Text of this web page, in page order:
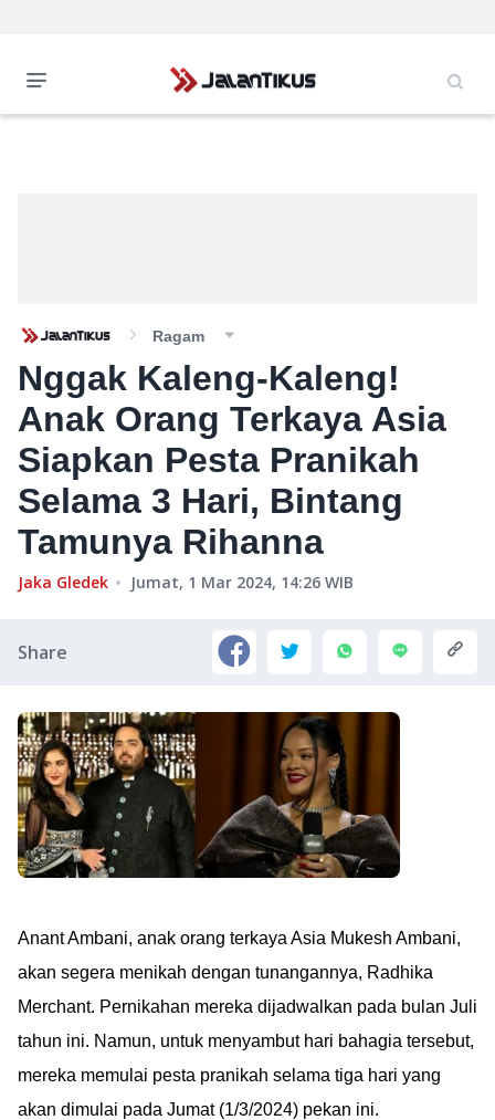
Ragam
Nggak Kaleng-Kaleng!
Anak Orang Terkaya Asia
Siapkan Pesta Pranikah
Selama 3 Hari, Bintang
Tamunya Rihanna
Jaka Gledek Jumat, 1 Mar 2024, 14:26 WIB
Share
Anant Ambani, anak orang terkaya Asia Mukesh Ambani,
akan segera menikah dengan tunangannya, Radhika
Merchant. Pernikahan mereka dijadwalkan pada bulan Juli
tahun ini. Namun, untuk menyambut hari bahagia tersebut,
mereka memulai pesta pranikah selama tiga hari yang
akan dimulai pada Jumat (1/3/2024) pekan ini.